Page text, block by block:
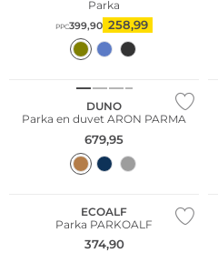
Parka
PPC399,90 258,99
DUNO
Parka en duvet ARON PARMA
679,95
ECOALF
Parka PARKOALF
374,90